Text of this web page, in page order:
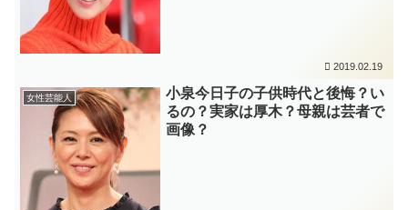
2019.02.19
女性芸能人
小泉今日子の子供時代と後悔？い
るの？実家は厚木？母親は芸者で
画像？